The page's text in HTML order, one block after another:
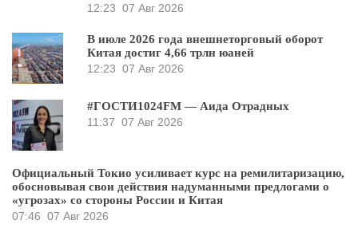
12:23 07 Авг 2026
В июле 2026 года внешнеторговый оборот
Китая достиг 4,66 трлн юаней
12:23 07 Авг 2026
#ГОСТИ1024FM — Аида Отрадных
11:37 07 Авг 2026
Официальный Токио усиливает курс на ремилитаризацию,
обосновывая свои действия надуманными предлогами о
«угрозах» со стороны России и Китая
07:46 07 Авг 2026